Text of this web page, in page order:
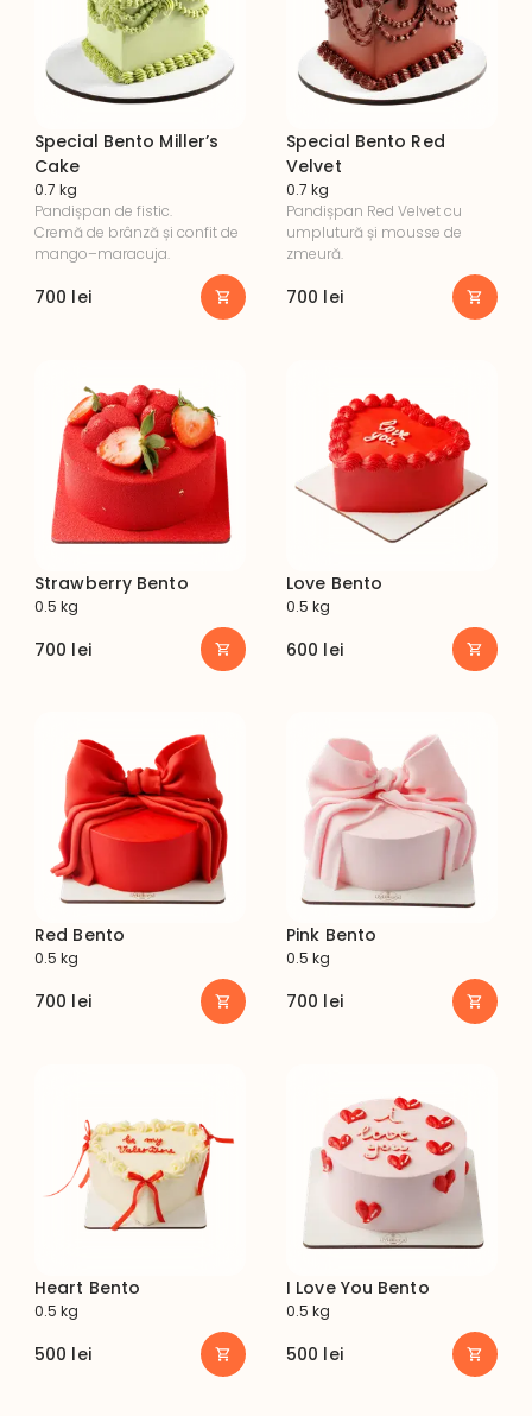
Special Bento Miller’s
Cake
0.7 kg
Pandișpan de fistic.
Cremă de brânză și confit de
mango–maracuja.
700 lei
Special Bento Red
Velvet
0.7 kg
Pandișpan Red Velvet cu
umplutură și mousse de
zmeură.
700 lei
Strawberry Bento
0.5 kg
700 lei
Love Bento
0.5 kg
600 lei
Red Bento
0.5 kg
700 lei
Pink Bento
0.5 kg
700 lei
Heart Bento
0.5 kg
500 lei
I Love You Bento
0.5 kg
500 lei